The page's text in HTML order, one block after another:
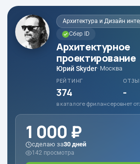
Архитектура и Дизайн
Сбер ID
Архитектурное
проектирование
Юрий Skyder· Москва
РЕЙТИНГ
374
в каталоге фрилансеров
-
нет
1 000 ₽
сделаю за30 дней
142 просмотра